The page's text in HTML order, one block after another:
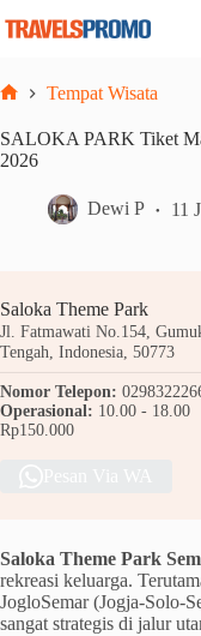
Tempat Wisata
SALOKA PARK Tiket
2026
Dewi P 11
Saloka Theme Park
Jl. Fatmawati No.154,
Tengah, Indonesia, 50773
Nomor Telepon:
Operasional: 10.00 - 18.00
Rp150.000
Saloka Theme Park
rekreasi keluarga.
JogloSemar (Jogja-Solo-
sangat strategis di jalur